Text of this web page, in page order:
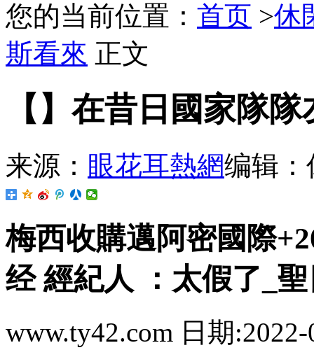
您的当前位置： 首页 >休
斯看來 正文
【】在昔日國家隊
来源： 眼花耳熱網编辑：
梅西收購邁阿密國際
经 經紀人 ：太假了
www.ty42.com 日期